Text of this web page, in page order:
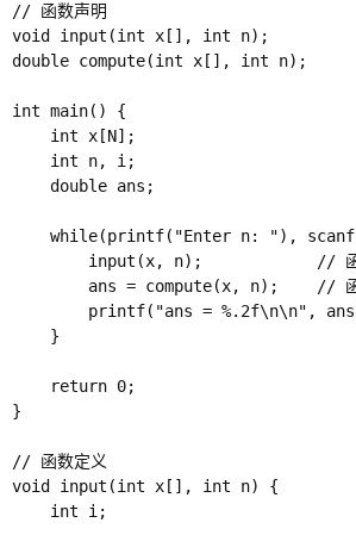
// 函数声明
void input(int x[], int n);
double compute(int x[], int n);
int main() {
    int x[N];
    int n, i;
    double ans;
while(printf("Enter n: "),
input(x, n);            //
ans = compute(x, n);    //
printf("ans = %.2f\n\n",
    }
    return 0;
}
// 函数定义
void input(int x[], int n) {
    int i;